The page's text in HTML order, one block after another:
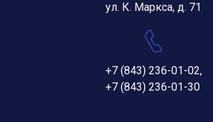
ул. К. Маркса, д. 71
+7 (843) 236-01-02,
+7 (843) 236-01-30